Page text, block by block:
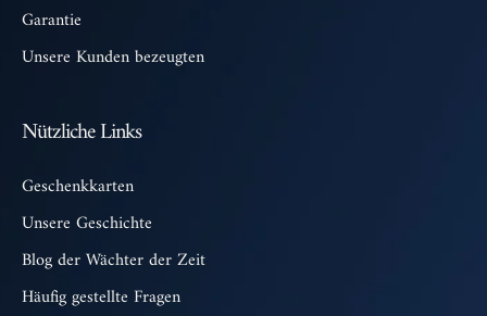
Garantie
Unsere Kunden bezeugten
Nützliche Links
Geschenkkarten
Unsere Geschichte
Blog der Wächter der Zeit
Häufig gestellte Fragen